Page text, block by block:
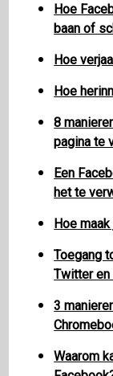
Hoe
baan of
Hoe
Hoe
8
pagina te
Een
het te
Hoe
Toegang
Twitter en
3
Waarom